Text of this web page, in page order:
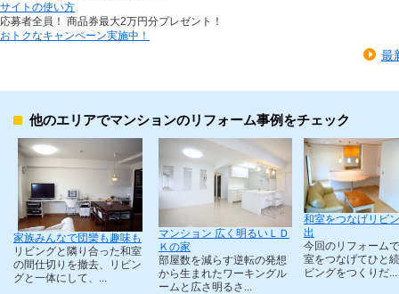
サイトの使い方
応募者全員！ 商品券最大2万円分プレゼント！
おトクなキャンペーン実施中！
最
他のエリアでマンションのリフォーム事例をチェック
家族みんなで団欒も趣味も
リビングと隣り合った和室
の間仕切りを撤去、リビン
グと一体にして、...
マンション 広く明るいＬＤ
Ｋの家
部屋数を減らす逆転の発想
から生まれたワーキングル
ームと広さ明るさ...
和室をつなげリビ
出
今回のリフォーム
室をつなげてひと
ビングをつくりだ...